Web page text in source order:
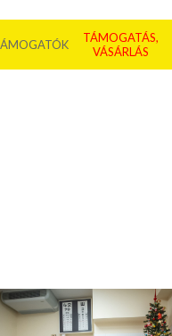
TÁMOGATÁS,
VÁSÁRLÁS